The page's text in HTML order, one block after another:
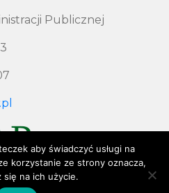
aby świadczyć usługi na
korzystanie ze strony oznacza,
się na ich użycie.
Publicznej